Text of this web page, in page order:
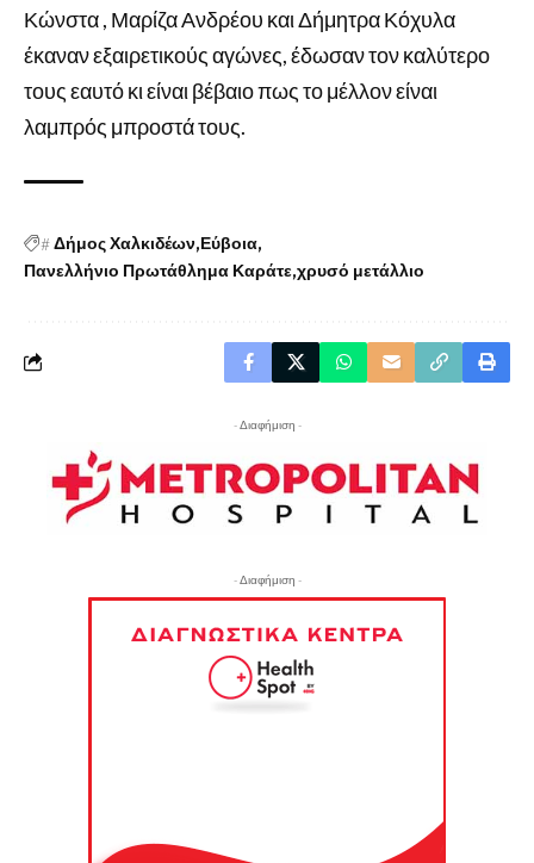
Κώνστα , Μαρίζα Ανδρέου και Δήμητρα Κόχυλα
έκαναν εξαιρετικούς αγώνες, έδωσαν τον καλύτερο
τους εαυτό κι είναι βέβαιο πως το μέλλον είναι
λαμπρός μπροστά τους.
#Δήμος Χαλκιδέων Εύβοια
Πανελλήνιο Πρωτάθλημα Καράτε χρυσό μετάλλιο
- Διαφήμιση -
- Διαφήμιση -